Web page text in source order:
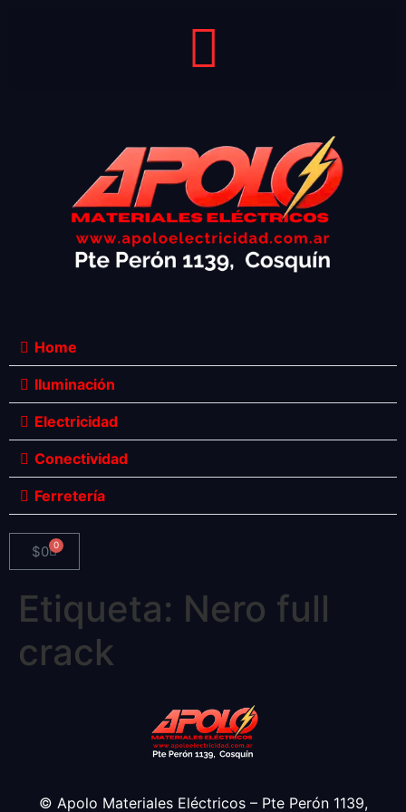
Home
Iluminación
Electricidad
Conectividad
Ferretería
$0 0
Etiqueta: Nero full
crack
© Apolo Materiales Eléctricos – Pte Perón 1139,